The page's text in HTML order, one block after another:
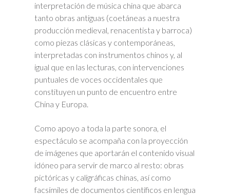
interpretación de música china que abarca
tanto obras antiguas (coetáneas a nuestra
producción medieval, renacentista y barroca)
como piezas clásicas y contemporáneas,
interpretadas con instrumentos chinos y, al
igual que en las lecturas, con intervenciones
puntuales de voces occidentales que
constituyen un punto de encuentro entre
China y Europa.
Como apoyo a toda la parte sonora, el
espectáculo se acompaña con la proyección
de imágenes que aportarán el contenido visual
idóneo para servir de marco al resto: obras
pictóricas y caligráficas chinas, así como
facsímiles de documentos científicos en lengua